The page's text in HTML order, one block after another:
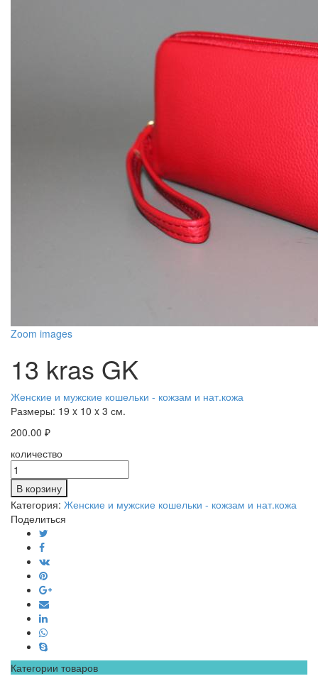
Zoom images
13 kras GK
Женские и мужские кошельки - кожзам и нат.кожа
Размеры: 19 x 10 x 3 см.
200.00 ₽
количество
В корзину
Категория: Женские и мужские кошельки - кожзам и нат.кожа
Поделиться
Категории товаров